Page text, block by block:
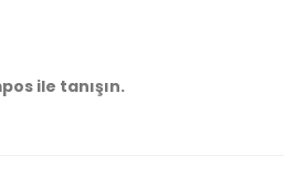
ile tanışın.